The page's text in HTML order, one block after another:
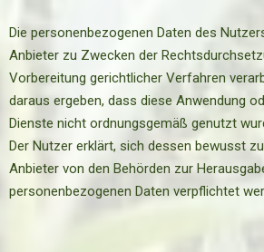
Die personenbezogenen Daten des
Anbieter zu Zwecken der
Vorbereitung gerichtlicher Verfahren
daraus ergeben, dass diese Anwendung
Dienste nicht ordnungsgemäß genutzt
Der Nutzer erklärt, sich dessen bewusst
Anbieter von den Behörden zur
personenbezogenen Daten verpflichtet